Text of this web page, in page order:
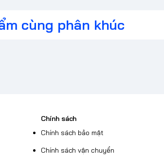
cùng phân khúc
Chính sách
Chính sách bảo mật
Chính sách vận chuyển